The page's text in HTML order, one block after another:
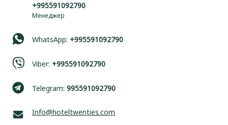
+995591092790
Менеджер
WhatsApp: +995591092790
Viber: +995591092790
Telegram:995591092790
Info@hoteltwenties.com